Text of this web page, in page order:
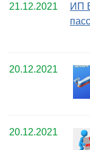
21.12.2021
ИП
20.12.2021
20.12.2021